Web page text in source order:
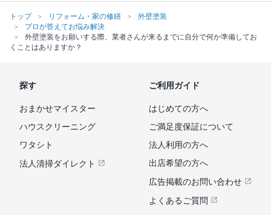
トップ リフォーム・家の修繕
外壁塗装
プロが答えてお悩み解決
外壁塗装をお願いする際、業者さんが来るまでに自分で何か準備してお
くことはありますか？
探す
おまかせマイスター
ハウスクリーニング
ワタシト
法人清掃ダイレクト
ご利用ガイド
はじめての方へ
ご満足度保証について
法人利用の方へ
出店希望の方へ
広告掲載のお問い合わせ
よくあるご質問